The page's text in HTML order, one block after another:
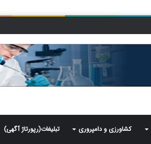
کشاورزی و دامپروری تبلیغات(رپورتاژ آگهی)